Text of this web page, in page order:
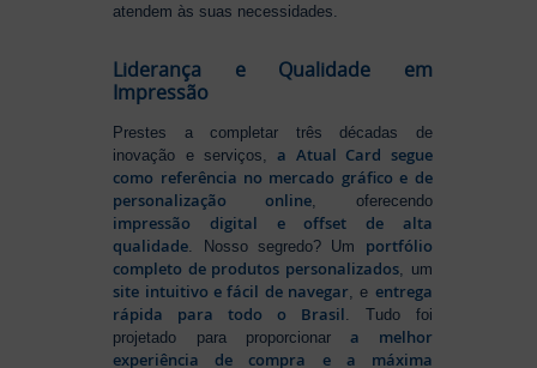
atendem às suas necessidades.
Liderança e Qualidade em
Impressão
Prestes a completar três décadas de
inovação e serviços,a Atual Card segue
como referência no mercado gráfico e de
personalização online, oferecendo
impressão digital e offset de alta
qualidade . Nosso segredo? Um portfólio
completo de produtos personalizados , um
site intuitivo e fácil de navegar , e entrega
rápida para todo o Brasil . Tudo foi
projetado para proporcionara melhor
experiência de compra e a máxima